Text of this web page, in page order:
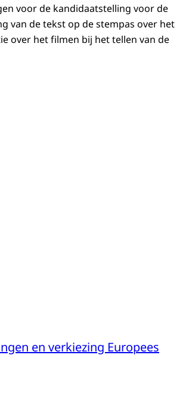
voor de kandidaatstelling voor de
van de tekst op de stempas over het
over het filmen bij het tellen van de
en verkiezing Europees